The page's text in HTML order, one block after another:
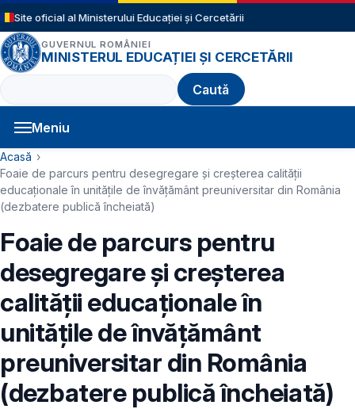
Sari la conținutul principal
Site oficial al Ministerului Educației și Cercetării
GUVERNUL ROMÂNIEI
MINISTERUL EDUCAȚIEI ȘI CERCETĂRII
Caută
Meniu
Navigație principală
Cale de navigare
Acasă
Foaie de parcurs pentru desegregare şi creşterea calităţii
educaţionale în unităţile de învăţământ preuniversitar din România
(dezbatere publică încheiată)
Foaie de parcurs pentru
desegregare şi creşterea
calităţii educaţionale în
unităţile de învăţământ
preuniversitar din România
(dezbatere publică încheiată)